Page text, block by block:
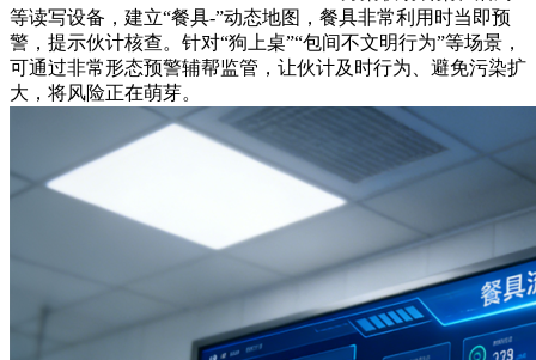
等读写设备，建立“餐具-”动态地图，餐具非常利用时当即预
警，提示伙计核查。针对“狗上桌”“包间不文明行为”等场景，
可通过非常形态预警辅帮监管，让伙计及时行为、避免污染扩
大，将风险正在萌芽。